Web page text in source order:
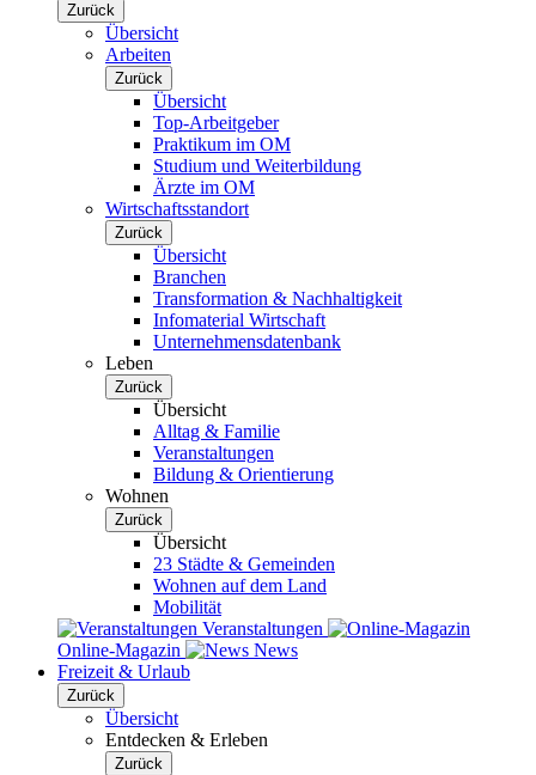
Zurück
Übersicht
Arbeiten
Zurück
Übersicht
Top-Arbeitgeber
Praktikum im OM
Studium und Weiterbildung
Ärzte im OM
Wirtschaftsstandort
Zurück
Übersicht
Branchen
Transformation & Nachhaltigkeit
Infomaterial Wirtschaft
Unternehmensdatenbank
Leben
Zurück
Übersicht
Alltag & Familie
Veranstaltungen
Bildung & Orientierung
Wohnen
Zurück
Übersicht
23 Städte & Gemeinden
Wohnen auf dem Land
Mobilität
Veranstaltungen
Online-Magazin
News
Freizeit & Urlaub
Zurück
Übersicht
Entdecken & Erleben
Zurück